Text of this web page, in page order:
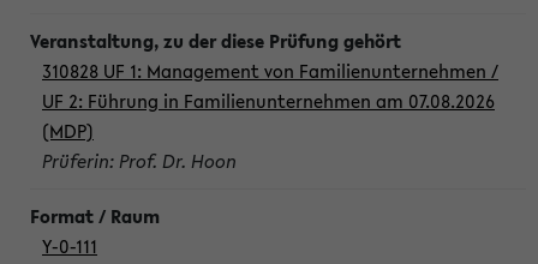
310828 UF 1: Management von Familienunternehmen /
UF 2: Führung in Familienunternehmen am 07.08.2026
(MDP)
Prüferin: Prof. Dr. Hoon
Y-0-111